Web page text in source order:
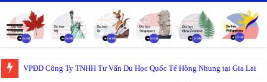
VPĐD Công Ty TNHH Tư Vấn Du Học Quốc Tế Hồng Nhung tại Gia Lai